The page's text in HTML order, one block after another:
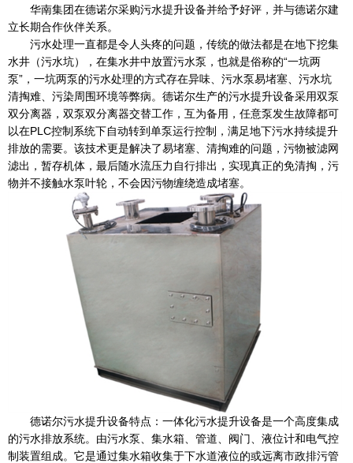
华南集团在德诺尔采购污水提升设备并给予好评，并与德诺尔建
立长期合作伙伴关系。
污水处理一直都是令人头疼的问题，传统的做法都是在地下挖集
水井（污水坑），在集水井中放置污水泵，也就是俗称的“一坑两
泵”，一坑两泵的污水处理的方式存在异味、污水泵易堵塞、污水坑
清掏难、污染周围环境等弊病。德诺尔生产的污水提升设备采用双泵
双分离器，双泵双分离器交替工作，互为备用，任意泵发生故障都可
以在PLC控制系统下自动转到单泵运行控制，满足地下污水持续提升
排放的需要。该技术更是解决了易堵塞、清掏难的问题，污物被滤网
滤出，暂存机体，最后随水流压力自行排出，实现真正的免清掏，污
物并不接触水泵叶轮，不会因污物缠绕造成堵塞。
德诺尔污水提升设备特点：一体化污水提升设备是一个高度集成
的污水排放系统。由污水泵、集水箱、管道、阀门、液位计和电气控
制装置组成。它是通过集水箱收集于下水道液位的或远离市政排污管